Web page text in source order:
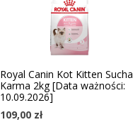
Royal Canin Kot Kitten Sucha
Karma 2kg [Data ważności:
10.09.2026]
109,00 zł